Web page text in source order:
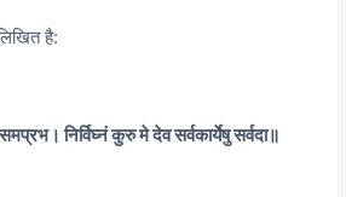
है:
निर्विघ्नं कुरु मे देव सर्वकार्येषु सर्वदा॥